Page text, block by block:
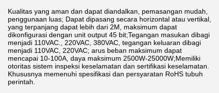
Kualitas yang aman dan dapat diandalkan, pemasangan mudah,
penggunaan luas; Dapat dipasang secara horizontal atau vertikal,
yang terpanjang dapat lebih dari 2M, maksimum dapat
dikonfigurasi dengan unit output 45 bit;Tegangan masukan dibagi
menjadi 110VAC., 220VAC, 380VAC, tegangan keluaran dibagi
menjadi 110VAC, 220VAC; arus beban maksimum dapat
mencapai 10-100A, daya maksimum 2500W-25000W;Memiliki
otoritas sistem inspeksi keselamatan dan sertifikasi keselamatan.
Khususnya memenuhi spesifikasi dan persyaratan RoHS tubuh
perintah.